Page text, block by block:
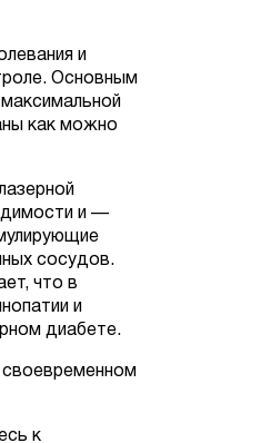
и
Основным
как можно
и —
сосудов.
что в
и
диабете.
своевременном
к